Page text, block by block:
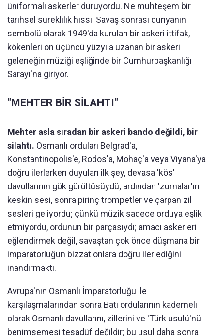
üniformalı askerler duruyordu. Ne muhteşem bir
tarihsel süreklilik hissi: Savaş sonrası dünyanın
sembolü olarak 1949'da kurulan bir askeri ittifak,
kökenleri on üçüncü yüzyıla uzanan bir askeri
geleneğin müziği eşliğinde bir Cumhurbaşkanlığı
Sarayı'na giriyor.
"MEHTER BİR SİLAHTI"
Mehter asla sıradan bir askeri bando değildi, bir
silahtı. Osmanlı orduları Belgrad'a,
Konstantinopolis'e, Rodos'a, Mohaç'a veya Viyana'ya
doğru ilerlerken duyulan ilk şey, devasa 'kös'
davullarının gök gürültüsüydü; ardından 'zurnalar'ın
keskin sesi, sonra pirinç trompetler ve çarpan zil
sesleri geliyordu; çünkü müzik sadece orduya eşlik
etmiyordu, ordunun bir parçasıydı; amacı askerleri
eğlendirmek değil, savaştan çok önce düşmana bir
imparatorluğun bizzat onlara doğru ilerlediğini
inandırmaktı.
Avrupa'nın Osmanlı İmparatorluğu ile
karşılaşmalarından sonra Batı ordularının kademeli
olarak Osmanlı davullarını, zillerini ve 'Türk usulü'nü
benimsemesi tesadüf değildir; bu usul daha sonra